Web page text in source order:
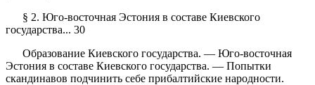
§ 2. Юго-восточная Эстония в составе Киевского
государства... 30
Образование Киевского государства. — Юго-восточная
Эстония в составе Киевского государства. — Попытки
скандинавов подчинить себе прибалтийские народности.